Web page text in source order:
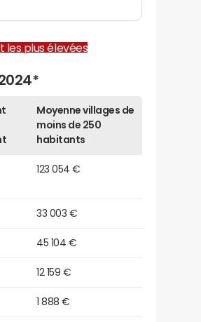
les plus élevées
Moyenne villages de
moins de 250
habitants
123 054 €
33 003 €
45 104 €
12 159 €
1 888 €